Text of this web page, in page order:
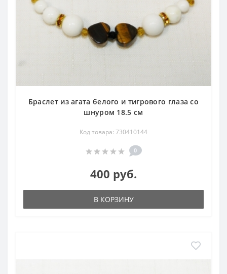
Браслет из агата белого и тигрового глаза со
шнуром 18.5 см
Код товара: 730410144
0
400 руб.
В КОРЗИНУ